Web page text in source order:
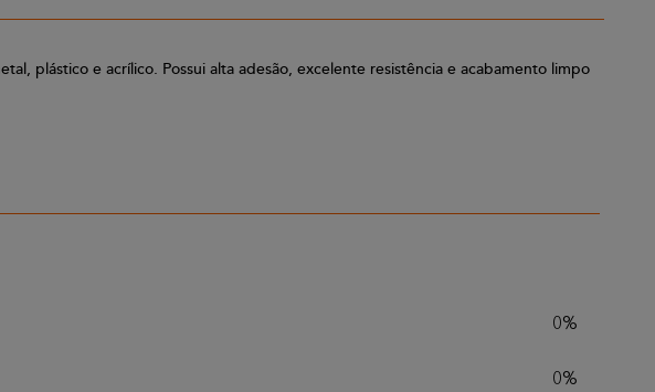
plástico e acrílico. Possui alta adesão, excelente resistência e acabamento limpo
0%
0%